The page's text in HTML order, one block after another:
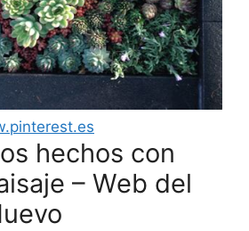
hechos con
– Web del